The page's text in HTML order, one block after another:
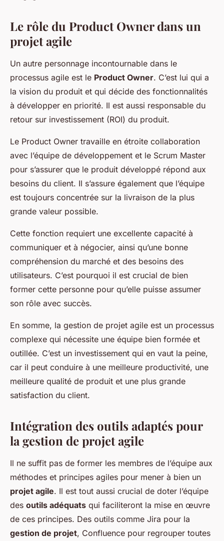
Le rôle du Product Owner dans un
projet agile
Un autre personnage incontournable dans le
processus agile est le Product Owner. C’est lui qui a
la vision du produit et qui décide des fonctionnalités
à développer en priorité. Il est aussi responsable du
retour sur investissement (ROI) du produit.
Le Product Owner travaille en étroite collaboration
avec l’équipe de développement et le Scrum Master
pour s’assurer que le produit développé répond aux
besoins du client. Il s’assure également que l’équipe
est toujours concentrée sur la livraison de la plus
grande valeur possible.
Cette fonction requiert une excellente capacité à
communiquer et à négocier, ainsi qu’une bonne
compréhension du marché et des besoins des
utilisateurs. C’est pourquoi il est crucial de bien
former cette personne pour qu’elle puisse assumer
son rôle avec succès.
En somme, la gestion de projet agile est un processus
complexe qui nécessite une équipe bien formée et
outillée. C’est un investissement qui en vaut la peine,
car il peut conduire à une meilleure productivité, une
meilleure qualité de produit et une plus grande
satisfaction du client.
Intégration des outils adaptés pour
la gestion de projet agile
Il ne suffit pas de former les membres de l’équipe aux
méthodes et principes agiles pour mener à bien un
projet agile. Il est tout aussi crucial de doter l’équipe
des outils adéquats qui faciliteront la mise en œuvre
de ces principes. Des outils comme Jira pour la
gestion de projet, Confluence pour regrouper toutes